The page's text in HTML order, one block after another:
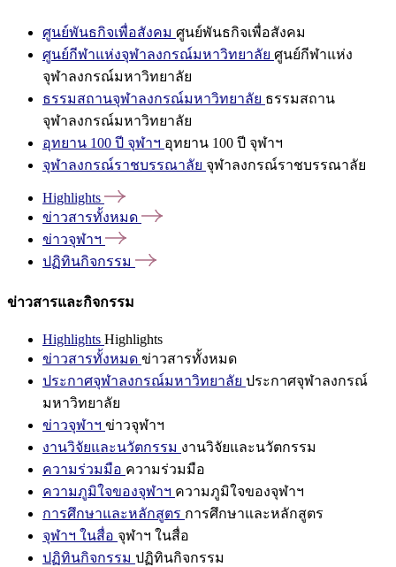
ศูนย์พันธกิจเพื่อสังคม ศูนย์พันธกิจเพื่อสังคม
ศูนย์กีฬาแห่งจุฬาลงกรณ์มหาวิทยาลัย ศูนย์กีฬาแห่ง
จุฬาลงกรณ์มหาวิทยาลัย
ธรรมสถานจุฬาลงกรณ์มหาวิทยาลัย ธรรมสถาน
จุฬาลงกรณ์มหาวิทยาลัย
อุทยาน 100 ปี จุฬาฯ อุทยาน 100 ปี จุฬาฯ
จุฬาลงกรณ์ราชบรรณาลัย จุฬาลงกรณ์ราชบรรณาลัย
Highlights
ข่าวสารทั้งหมด
ข่าวจุฬาฯ
ปฏิทินกิจกรรม
ข่าวสารและกิจกรรม
Highlights Highlights
ข่าวสารทั้งหมด ข่าวสารทั้งหมด
ประกาศจุฬาลงกรณ์มหาวิทยาลัย ประกาศจุฬาลงกรณ์
มหาวิทยาลัย
ข่าวจุฬาฯ ข่าวจุฬาฯ
งานวิจัยและนวัตกรรม งานวิจัยและนวัตกรรม
ความร่วมมือ ความร่วมมือ
ความภูมิใจของจุฬาฯ ความภูมิใจของจุฬาฯ
การศึกษาและหลักสูตร การศึกษาและหลักสูตร
จุฬาฯ ในสื่อ จุฬาฯ ในสื่อ
ปฏิทินกิจกรรม ปฏิทินกิจกรรม